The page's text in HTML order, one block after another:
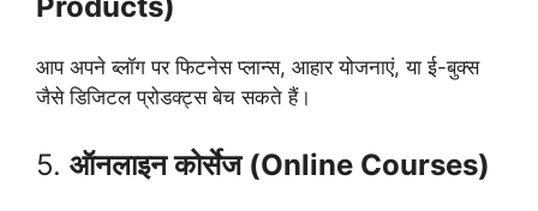
आप अपने ब्लॉग पर फिटनेस प्लान्स, आहार योजनाएं, या ई-बुक्स
जैसे डिजिटल प्रोडक्ट्स बेच सकते हैं।
5. ऑनलाइन कोर्सेज (Online Courses)